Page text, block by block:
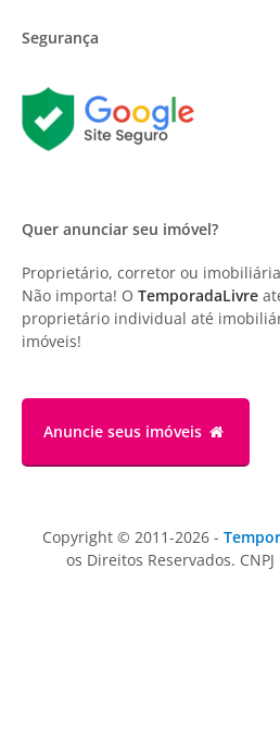
Segurança
Quer anunciar seu imóvel?
Proprietário, corretor ou
Não importa! O TemporadaLivre
proprietário individual até
imóveis!
Anuncie seus imóveis
Copyright © 2011-2026 -
os Direitos Reservados.